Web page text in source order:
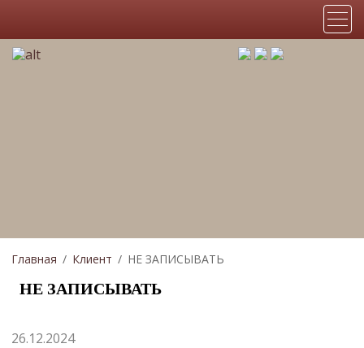
Главная Клиент НЕ ЗАПИСЫВАТЬ
НЕ ЗАПИСЫВАТЬ
26.12.2024